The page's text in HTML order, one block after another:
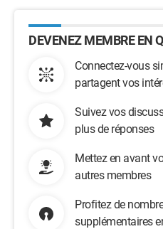
DEVENEZ MEMBRE EN
Connectez-vous
partagent vos
Suivez vos
plus de réponses
Mettez en avant
autres membres
Profitez de
supplémentaires